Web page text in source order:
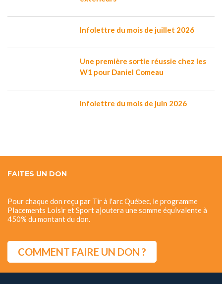
Infolettre du mois de juillet 2026
Une première sortie réussie chez les
W1 pour Daniel Comeau
Infolettre du mois de juin 2026
FAITES UN DON
Pour chaque don reçu par Tir à l'arc Québec, le programme
Placements Loisir et Sport ajoutera une somme équivalente à
450% du montant du don.
COMMENT FAIRE UN DON ?